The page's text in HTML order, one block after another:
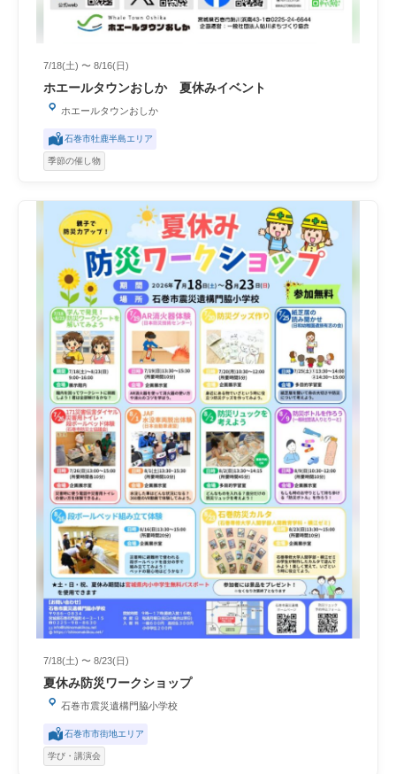
7/18(土) 〜 8/16(日)
ホエールタウンおしか 夏休みイベント
ホエールタウンおしか
石巻市牡鹿半島エリア
季節の催し物
7/18(土) 〜 8/23(日)
夏休み防災ワークショップ
石巻市震災遺構門脇小学校
石巻市市街地エリア
学び・講演会